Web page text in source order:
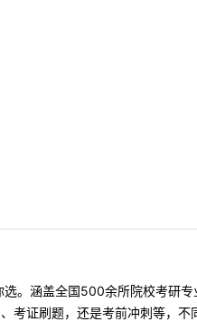
。涵盖全国500余所院校考研
考证刷题，还是考前冲刺等，